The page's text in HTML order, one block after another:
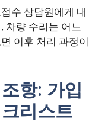
수 상담원에게 내
차량 수리는 어느
이후 처리 과정이
항: 가입
리스트